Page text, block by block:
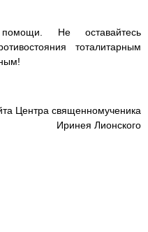
Не оставайтесь
тоталитарным
Центра священномученика
Иринея Лионского